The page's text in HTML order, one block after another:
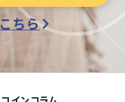
ちら